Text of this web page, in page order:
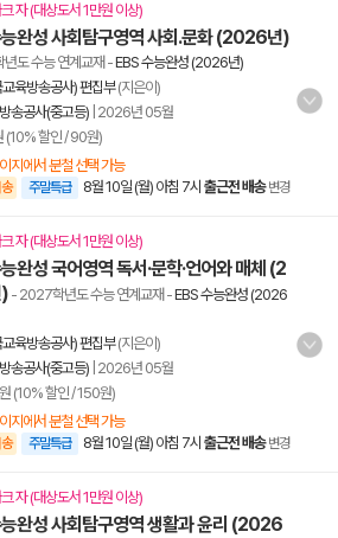
자 (대상도서 1만원 이상)
완성 사회탐구영역 사회.문화 (2026년)
도 수능 연계교재 -EBS 수능완성 (2026년)
육방송공사) 편집부(지은이)
송공사(중고등) 2026년 05월
(10% 할인 / 90원)
지에서 분철 선택 가능
주말특급 8월 10일 (월) 아침 7시 출근전 배송 변경
자 (대상도서 1만원 이상)
완성 국어영역 독서·문학·언어와 매체 (2
- 2027학년도 수능 연계교재 -EBS 수능완성 (2026
육방송공사) 편집부(지은이)
송공사(중고등) 2026년 05월
원 (10% 할인 / 150원)
지에서 분철 선택 가능
주말특급 8월 10일 (월) 아침 7시 출근전 배송 변경
자 (대상도서 1만원 이상)
완성 사회탐구영역 생활과 윤리 (2026